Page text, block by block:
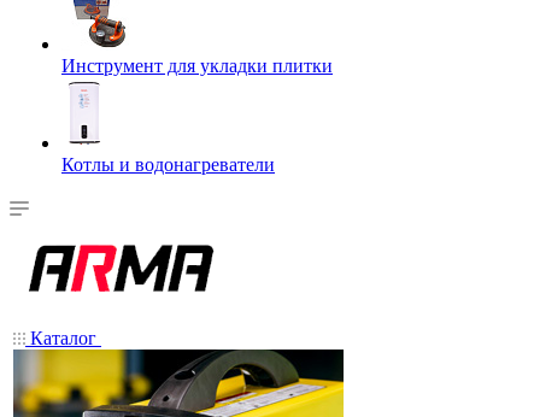
Инструмент для укладки плитки
Котлы и водонагреватели
Каталог